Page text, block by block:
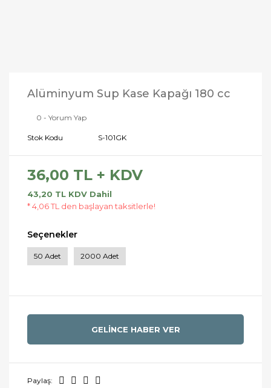
Alüminyum Sup Kase Kapağı 180 cc
0 - Yorum Yap
Stok Kodu S-101GK
36,00 TL + KDV
43,20 TL KDV Dahil
* 4,06 TL den başlayan taksitlerle!
Seçenekler
50 Adet 2000 Adet
GELİNCE HABER VER
Paylaş: